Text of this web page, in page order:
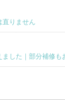
直りません
した｜部分補修も